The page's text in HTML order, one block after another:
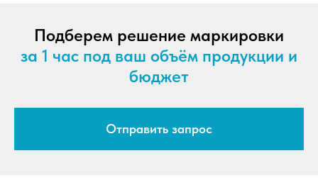
Подберем решение маркировки
за 1 час под ваш объём продукции и
бюджет
Отправить запрос